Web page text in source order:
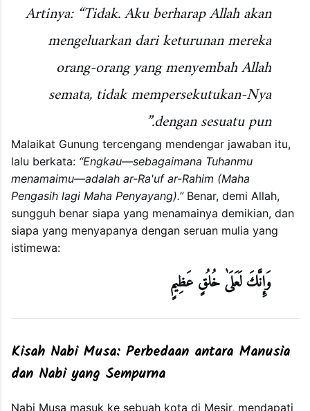
Artinya: “Tidak. Aku berharap Allah akan
mengeluarkan dari keturunan mereka
orang-orang yang menyembah Allah
semata, tidak mempersekutukan-Nya
dengan sesuatu pun.”
Malaikat Gunung tercengang mendengar jawaban itu,
lalu berkata: “Engkau—sebagaimana Tuhanmu
menamaimu—adalah ar-Ra'uf ar-Rahim (Maha
Pengasih lagi Maha Penyayang).”Benar, demi Allah,
sungguh benar siapa yang menamainya demikian, dan
siapa yang menyapanya dengan seruan mulia yang
istimewa:
وَإِنَّكَ لَعَلَىٰ خُلُقٍ عَظِيمٍ
Kisah Nabi Musa: Perbedaan antara Manusia
dan Nabi yang Sempurna
Nabi Musa masuk ke sebuah kota di Mesir, mendapati